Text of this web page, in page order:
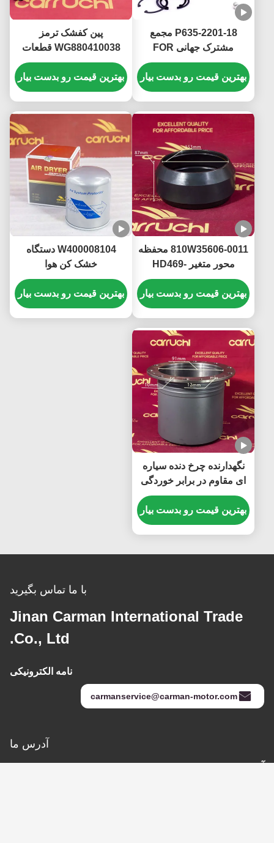
P635-2201-18 مجمع
مشترک جهانی FOR
HOWO ALEX مجمع اتصال
جهانی 63.5WXJ
Φ63.5*152
بهترین قیمت رو بدست بیار
پین کفشک ترمز
WG880410038 قطعات
کامیون هوو مقاومت در
برابر حرارت عملکرد ایمن
بهترین قیمت رو بدست بیار
810W35606-0011 محفظه
محور متغیر HD469-
2510011 HOWO Sitrak
MCY13 Shacman
HD469
بهترین قیمت رو بدست بیار
W400008104 دستگاه
خشک کن هوا
DZ96189361078
3511010-73A دستگاه
خشک کن هوا Assy FOR
بهترین قیمت رو بدست بیار
نگهدارنده چرخ دنده سیاره
ای مقاوم در برابر خوردگی
AZ712734001105 قطعات
یدکی کامیون برای
Sinotruk Howo Sitrak
بهترین قیمت رو بدست بیار
با ما تماس بگیرید
Jinan Carman International Trade
Co., Ltd.
نامه الکترونیکی
carmanservice@carman-motor.com
آدرس ما